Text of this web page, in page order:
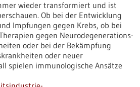
wieder transformiert und ist
Ob bei der Entwicklung
Impfungen gegen Krebs, ob bei
gegen Neurodegenerations-
oder bei der Bekämpfung
oder neuer
spielen immunologische Ansätze